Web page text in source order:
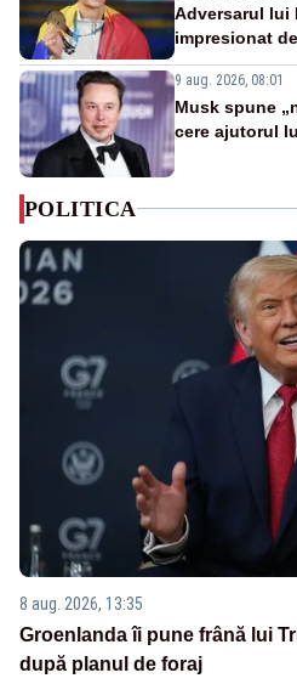
Adversarul lui
impresionat
9 aug. 2026, 08:01
Musk spune
cere ajutorul
POLITICA
8 aug. 2026, 13:35
Groenlanda îi pune frână lui
după planul de foraj